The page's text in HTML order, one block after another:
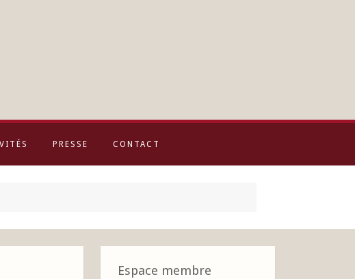
PRESSE CONTACT
Espace membre